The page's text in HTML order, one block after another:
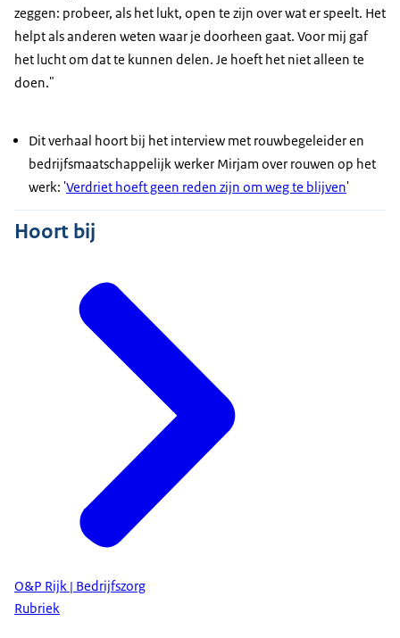
zeggen: probeer, als het lukt, open te zijn over wat er speelt. Het
helpt als anderen weten waar je doorheen gaat. Voor mij gaf
het lucht om dat te kunnen delen. Je hoeft het niet alleen te
doen."
Dit verhaal hoort bij het interview met rouwbegeleider en
bedrijfsmaatschappelijk werker Mirjam over rouwen op het
werk: 'Verdriet hoeft geen reden zijn om weg te blijven'
Hoort bij
O&P Rijk | Bedrijfszorg
Rubriek